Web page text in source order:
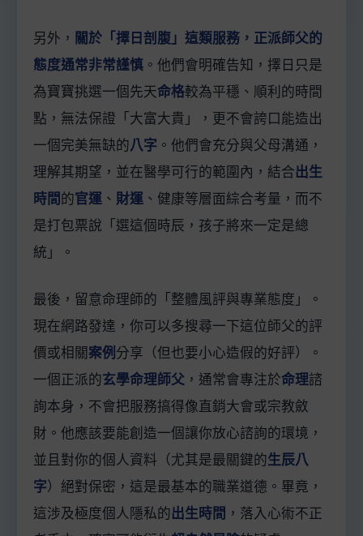
另外， 關於「擇日剖腹」這類服務，正派師父的
態度通常非常謹慎 。他們會明確告知，擇日只是
為寶寶挑選一個先天命格較為平穩、順利的時間
點，無法保證「大富大貴」，更不會誇口能造出
一個完美無缺的八字 。他們會充分與父母溝通，
理解其期望，並在醫學可行的範圍內，結合出生
時間 的官運 、 財運 、健康等層面綜合考量，而不
是打包票說「選這個時辰，孩子將來一定是總
統」。
最後，留意命理師的「整體風評與專業態度」。
現在網路發達，你可以多搜尋一下這位師父的評
價或相關 案例 分享（但也要小心造假的好評）。
一個正派的玄學命理師父 ，通常會專注於命理諮
詢本身，不會把服務搞得像直銷大會或宗教斂
財。他應該要能創造一個讓你放心諮詢的環境，
並且對你的個人資料（尤其是最關鍵的生辰八
字）絕對保密，這是最基本的職業道德。畢竟，
這涉及極度個人隱私的出生時間 ，落入心術不正